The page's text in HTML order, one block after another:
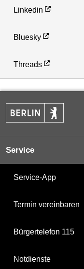
Linkedin
Bluesky
Threads
Service
Service-App
Termin vereinbaren
Bürgertelefon 115
Notdienste